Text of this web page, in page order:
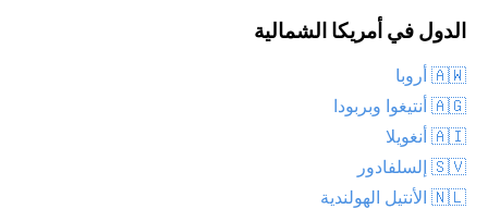
الدول في أمريكا الشمالية
🇦🇼 أروبا
🇦🇬 أنتيغوا وبربودا
🇦🇮 أنغويلا
🇸🇻 إلسلفادور
🇳🇱 الأنتيل الهولندية